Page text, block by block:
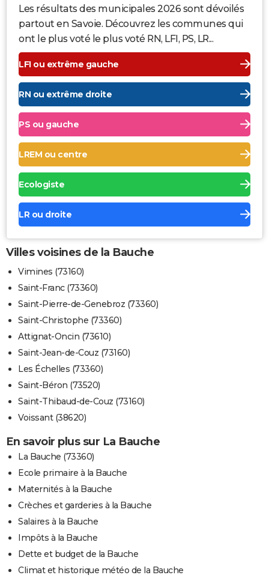
Les résultats des municipales 2026 sont dévoilés
partout en Savoie. Découvrez les communes qui
ont le plus voté le plus voté RN, LFI, PS, LR...
LFI ou extrême gauche
RN ou extrême droite
PS ou gauche
LREM ou centre
Ecologiste
LR ou droite
Villes voisines de la Bauche
Vimines (73160)
Saint-Franc (73360)
Saint-Pierre-de-Genebroz (73360)
Saint-Christophe (73360)
Attignat-Oncin (73610)
Saint-Jean-de-Couz (73160)
Les Échelles (73360)
Saint-Béron (73520)
Saint-Thibaud-de-Couz (73160)
Voissant (38620)
En savoir plus sur La Bauche
La Bauche (73360)
Ecole primaire à la Bauche
Maternités à la Bauche
Crèches et garderies à la Bauche
Salaires à la Bauche
Impôts à la Bauche
Dette et budget de la Bauche
Climat et historique météo de la Bauche